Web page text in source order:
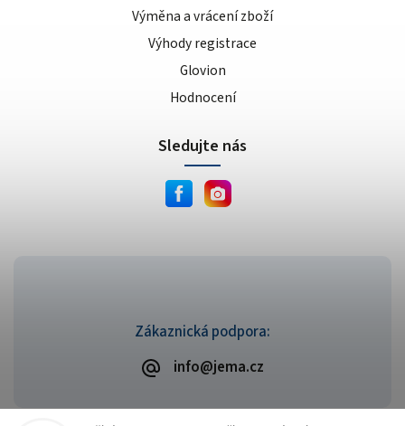
Zákaznická podpora:
info@jema.cz
Výměna a vrácení zboží
Výhody registrace
Glovion
Hodnocení
Sledujte nás